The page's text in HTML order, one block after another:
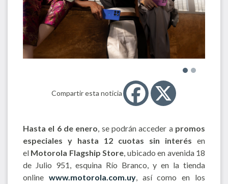
Compartir esta noticia
Hasta el 6 de enero, se podrán acceder a promos
especiales y hasta 12 cuotas sin interés en
el Motorola Flagship Store, ubicado en avenida 18
de Julio 951, esquina Río Branco, y en la tienda
online www.motorola.com.uy, así como en los